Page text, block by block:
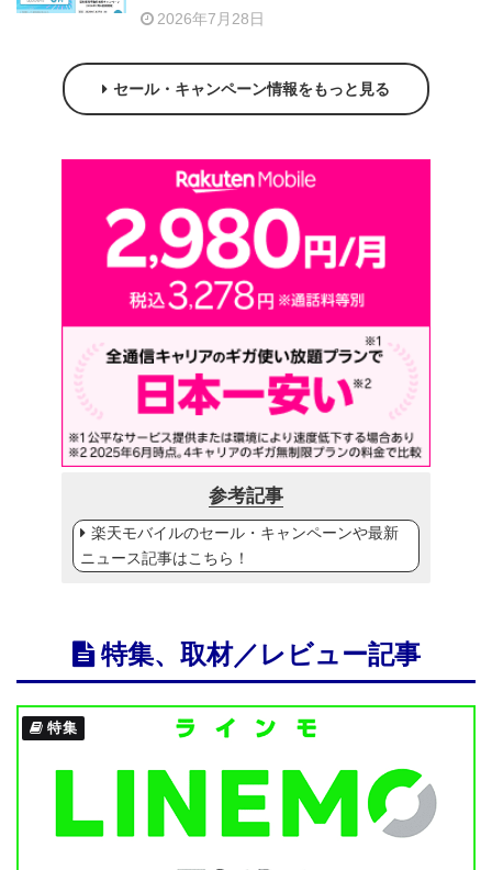
2026年7月28日
セール・キャンペーン情報をもっと見る
参考記事
楽天モバイルのセール・キャンペーンや最新
ニュース記事はこちら！
特集、取材／レビュー記事
特集